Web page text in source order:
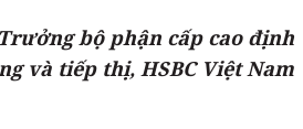
bộ phận cấp cao định
và tiếp thị, HSBC Việt Nam